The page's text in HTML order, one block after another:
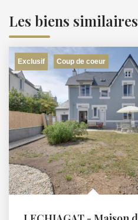
Les biens similaires
Exclusif Coup de coeur